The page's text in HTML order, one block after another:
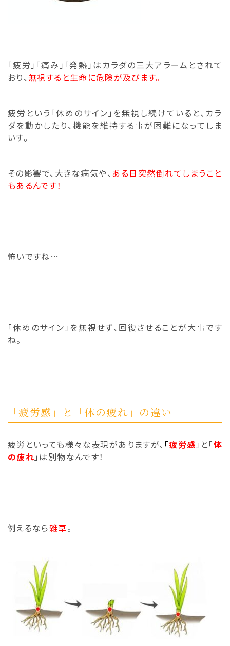
「疲労」「痛み」「発熱」はカラダの三大アラームとされて
おり、無視すると生命に危険が及びます。
疲労という「休めのサイン」を無視し続けていると、 カラ
ダを動かしたり、機能を維持する事が困難になってしま
いす。
その影響で、大きな病気や、 ある日突然倒れてしまうこと
もあるんです！
怖いですね…
「休めのサイン」を無視せず、回復させることが大事です
ね。
「疲労感」と「体の疲れ」の違い
疲労といっても様々な表現がありますが、 「疲労感 」と「体
の疲れ 」は別物なんです！
例えるなら雑草。